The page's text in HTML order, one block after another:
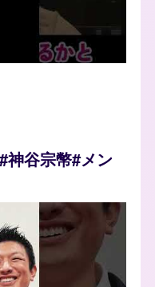
神谷宗幣#メン